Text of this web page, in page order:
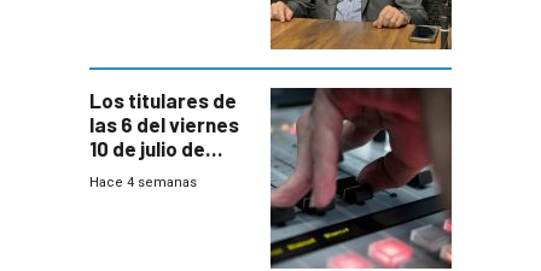
Los titulares de
las 6 del viernes
10 de julio de
2026
Hace 4 semanas